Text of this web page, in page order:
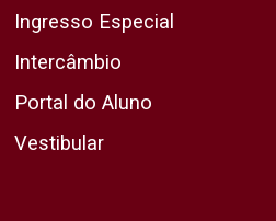
Ingresso Especial
Intercâmbio
Portal do Aluno
Vestibular